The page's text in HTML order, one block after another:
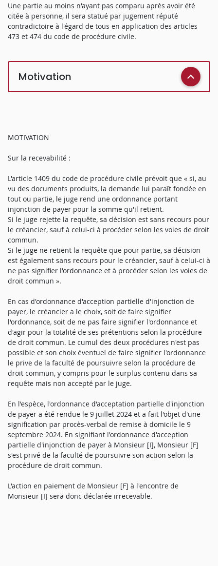
Une partie au moins n'ayant pas comparu après avoir été
citée à personne, il sera statué par jugement réputé
contradictoire à l'égard de tous en application des articles
473 et 474 du code de procédure civile.
Motivation
MOTIVATION
Sur la recevabilité :
L'article 1409 du code de procédure civile prévoit que « si, au
vu des documents produits, la demande lui paraît fondée en
tout ou partie, le juge rend une ordonnance portant
injonction de payer pour la somme qu'il retient.
Si le juge rejette la requête, sa décision est sans recours pour
le créancier, sauf à celui-ci à procéder selon les voies de droit
commun.
Si le juge ne retient la requête que pour partie, sa décision
est également sans recours pour le créancier, sauf à celui-ci à
ne pas signifier l'ordonnance et à procéder selon les voies de
droit commun ».
En cas d'ordonnance d'acception partielle d'injonction de
payer, le créancier a le choix, soit de faire signifier
l'ordonnance, soit de ne pas faire signifier l'ordonnance et
d'agir pour la totalité de ses prétentions selon la procédure
de droit commun. Le cumul des deux procédures n'est pas
possible et son choix éventuel de faire signifier l'ordonnance
le prive de la faculté de poursuivre selon la procédure de
droit commun, y compris pour le surplus contenu dans sa
requête mais non accepté par le juge.
En l'espèce, l'ordonnance d'acceptation partielle d'injonction
de payer a été rendue le 9 juillet 2024 et a fait l'objet d'une
signification par procès-verbal de remise à domicile le 9
septembre 2024. En signifiant l'ordonnance d'acception
partielle d'injonction de payer à Monsieur [I], Monsieur [F]
s'est privé de la faculté de poursuivre son action selon la
procédure de droit commun.
L'action en paiement de Monsieur [F] à l'encontre de
Monsieur [I] sera donc déclarée irrecevable.